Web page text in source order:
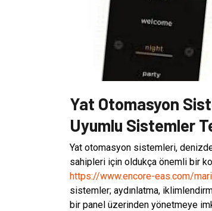
Yat Otomasyon
Uyumlu Sistemler
Yat otomasyon sistemleri,
sahipleri için oldukça önemli bir
https://www.encore-eas.com/
sistemler; aydınlatma,
bir panel üzerinden yönetmeye